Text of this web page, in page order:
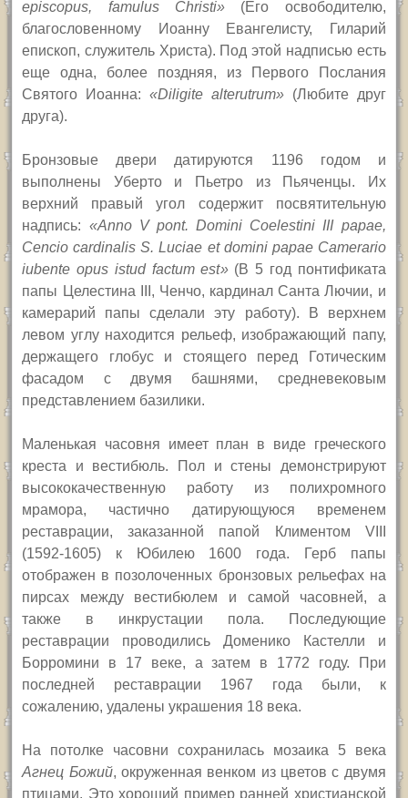
episcopus, famulus Christi» (Его освободителю,
благословенному Иоанну Евангелисту, Гиларий
епископ, служитель Христа). Под этой надписью есть
еще одна, более поздняя, из Первого Послания
Святого Иоанна:«Diligite alterutrum»(Любите друг
друга).
Бронзовые двери датируются 1196 годом и
выполнены Уберто и Пьетро из Пьяченцы. Их
верхний правый угол содержит посвятительную
надпись: «Anno V pont. Domini Coelestini III papae,
Cencio cardinalis S. Luciae et domini papae Camerario
iubente opus istud factum est»(В 5 год понтификата
папы Целестина
III, Ченчо, кардинал Санта Лючии, и
камерарий папы сделали эту работу). В верхнем
левом углу находится рельеф, изображающий папу,
держащего глобус и стоящего перед Готическим
фасадом с двумя башнями, средневековым
представлением базилики.
Маленькая часовня имеет план в виде греческого
креста и вестибюль. Пол и стены демонстрируют
высококачественную работу из полихромного
мрамора, частично датирующуюся временем
реставрации, заказанной папой Климентом VIII
(1592-1605) к Юбилею 1600 года. Герб папы
отображен в позолоченных бронзовых рельефах на
пирсах между вестибюлем и самой часовней, а
также в инкрустации пола. Последующие
реставрации проводились Доменико Кастелли и
Борромини в 17 веке, а затем в 1772 году. При
последней реставрации 1967 года были, к
сожалению, удалены украшения 18 века.
На потолке часовни сохранилась мозаика 5 века
Агнец Божий, окруженная венком из цветов с двумя
птицами. Это хороший пример ранней христианской